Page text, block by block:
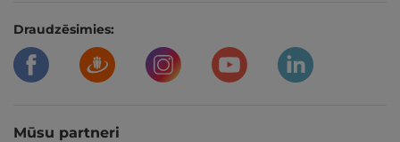
Draudzēsimies:
Mūsu partneri